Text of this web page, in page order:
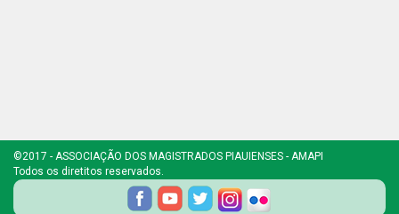
©2017 - ASSOCIAÇÃO DOS MAGISTRADOS PIAUIENSES - AMAPI
Todos os diretitos reservados.